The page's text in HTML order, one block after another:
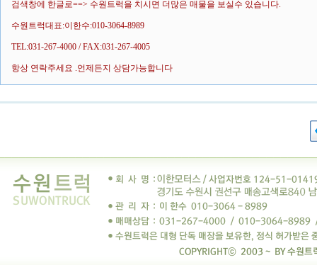
검색창에 한글로==> 수원트럭을 치시면 더많은 매물을 보실수 있습니다.
수원트럭대표:이한수:010-3064-8989
TEL:031-267-4000 / FAX:031-267-4005
항상 연락주세요 .언제든지 상담가능합니다